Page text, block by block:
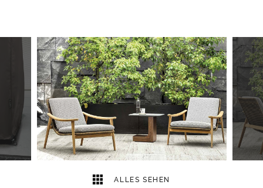
ALLES SEHEN
19 2